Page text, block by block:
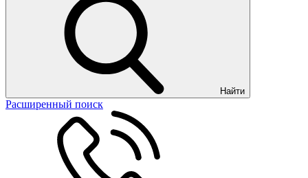
Найти
Расширенный поиск